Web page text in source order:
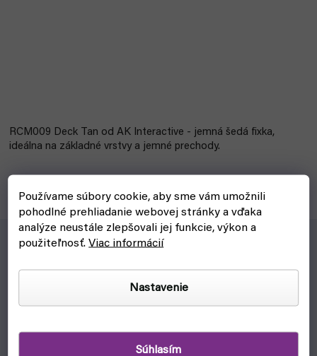
Používame súbory cookie, aby sme vám umožnili
pohodlné prehliadanie webovej stránky a vďaka
analýze neustále zlepšovali jej funkcie, výkon a
použiteľnosť.Viac informácií
Nastavenie
Súhlasím
RCM009 Deck Tan od AK Interactive - jemná šedá fixka,
ideálna na základné vrstvy a jemné prechody.
RCM009 Deck Tan od AK Interactive- jemný šedý fix.
Ideálny na základné vrstvy a jemné prechody.
Odolný, rýchloschnúci a ľahko použiteľný.